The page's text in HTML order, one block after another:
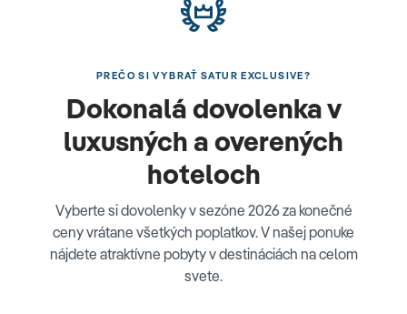
PREČO SI VYBRAŤ SATUR EXCLUSIVE?
Dokonalá dovolenka v
luxusných a overených
hoteloch
Vyberte si dovolenky v sezóne 2026 za konečné
ceny vrátane všetkých poplatkov. V našej ponuke
nájdete atraktívne pobyty v destináciách na celom
svete.